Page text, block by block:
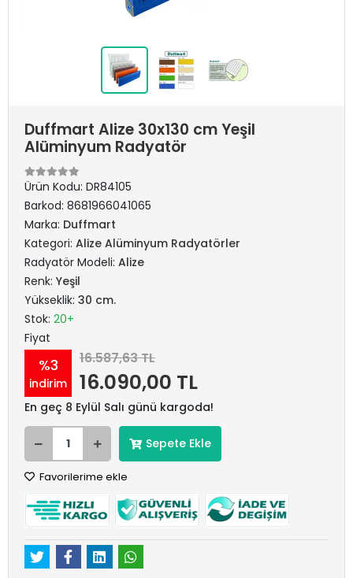
Duffmart Alize 30x130 cm Yeşil
Alüminyum Radyatör
Ürün Kodu: DR84105
Barkod: 8681966041065
Marka: Duffmart
Kategori: Alize Alüminyum Radyatörler
Radyatör Modeli: Alize
Renk: Yeşil
Yükseklik: 30 cm.
Stok: 20+
Fiyat
%3
indirim
16.587,63 TL
16.090,00 TL
En geç 8 Eylül Salı günü kargoda!
Sepete Ekle
Favorilerime ekle